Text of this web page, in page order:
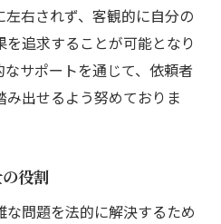
右されず、客観的に自分の
追求することが可能となり
サポートを通じて、依頼者
出せるよう努めておりま
役割
問題を法的に解決するため